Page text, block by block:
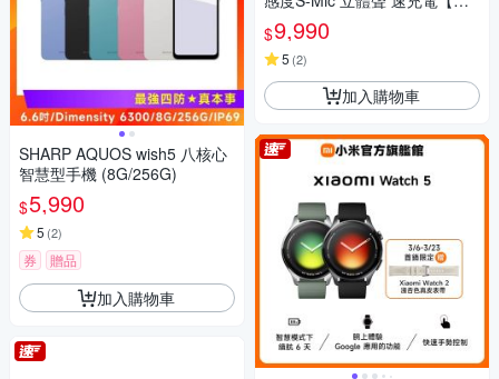
SHARP AQUOS wish5 八核心
智慧型手機 (8G/256G)
$5,990
5 (2)
券 贈品
加入購物車
速快充】
$9,990
5 (2)
加入購物車